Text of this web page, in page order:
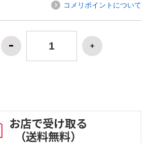
コメリポイントについて
お店で受け取る
（送料無料）